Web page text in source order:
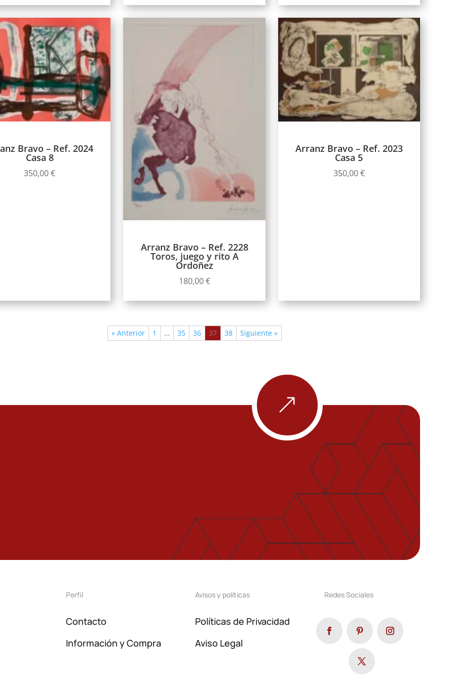
Bravo – Ref. 2024
Casa 8
350,00€
Arranz Bravo – Ref. 2228
Toros, juego y rito A
Ordoñez
180,00€
Arranz Bravo – Ref. 2023
Casa 5
350,00€
« Anterior 1 … 35 36 37 38 Siguiente »
&
Perfil
Contacto
Información y Compra
Avisos y políticas
Políticas de Privacidad
Aviso Legal
Redes Sociales